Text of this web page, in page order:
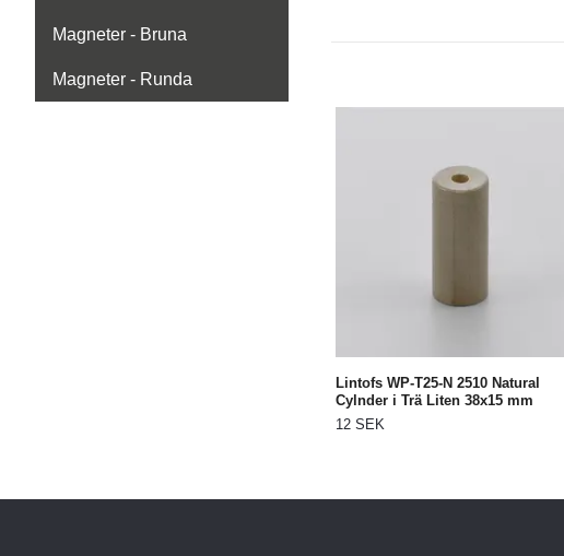
Magneter - Bruna
Magneter - Runda
Lintofs WP-T25-N 2510 Natural
Cylnder i Trä Liten 38x15 mm
12 SEK